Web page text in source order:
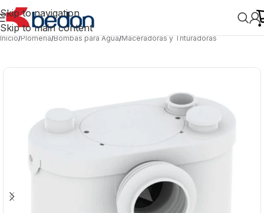
Skip to navigation
Skip to main content
Inicio/Plomería/Bombas para Agua/Maceradoras y Trituradoras